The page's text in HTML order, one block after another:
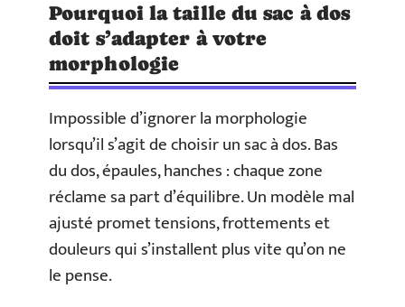
Pourquoi la taille du sac à dos
doit s’adapter à votre
morphologie
Impossible d’ignorer la morphologie
lorsqu’il s’agit de choisir un sac à dos. Bas
du dos, épaules, hanches : chaque zone
réclame sa part d’équilibre. Un modèle mal
ajusté promet tensions, frottements et
douleurs qui s’installent plus vite qu’on ne
le pense.